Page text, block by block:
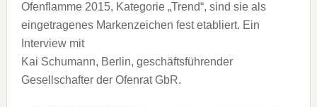
Ofenflamme 2015, Kategorie „Trend“, sind sie als
eingetragenes Markenzeichen fest etabliert. Ein
Interview mit
Kai Schumann, Berlin, geschäftsführender
Gesellschafter der Ofenrat GbR.